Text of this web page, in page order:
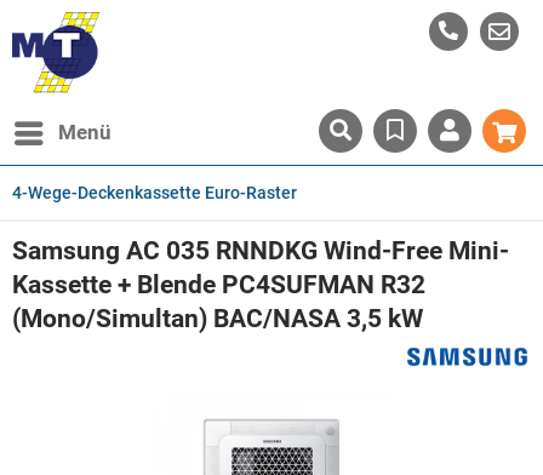
Menü
4-Wege-Deckenkassette Euro-Raster
Samsung AC 035 RNNDKG Wind-Free Mini-
Kassette + Blende PC4SUFMAN R32
(Mono/Simultan) BAC/NASA 3,5 kW